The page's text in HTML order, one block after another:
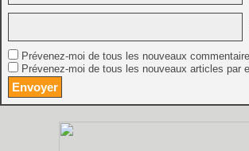
Prévenez-moi de tous les nouveaux
Prévenez-moi de tous les nouveaux articles par